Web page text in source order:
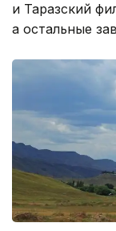
и Таразский
а остальные